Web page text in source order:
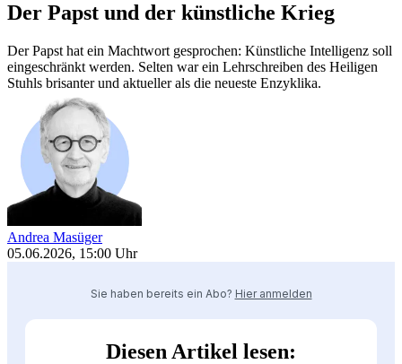
Der Papst und der künstliche Krieg
Der Papst hat ein Machtwort gesprochen: Künstliche Intelligenz soll
eingeschränkt werden. Selten war ein Lehrschreiben des Heiligen
Stuhls brisanter und aktueller als die neueste Enzyklika.
Andrea Masüger
05.06.2026, 15:00 Uhr